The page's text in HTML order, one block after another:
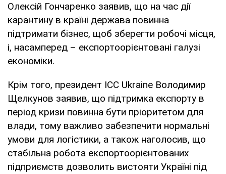
Олексій Гончаренко заявив, що на час дії
карантину в країні держава повинна
підтримати бізнес, щоб зберегти робочі місця,
і, насамперед – експортоорієнтовані галузі
економіки.
Крім того, президент ICC Ukraine Володимир
Щелкунов заявив, що підтримка експорту в
період кризи повинна бути пріоритетом для
влади, тому важливо забезпечити нормальні
умови для логістики, а також наголосив, що
стабільна робота експортоорієнтованих
підприємств дозволить вистояти Україні під